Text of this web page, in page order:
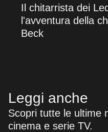
Il chitarrista dei
l'avventura della
Beck
Leggi anche
Scopri tutte le ultime
cinema e serie TV.